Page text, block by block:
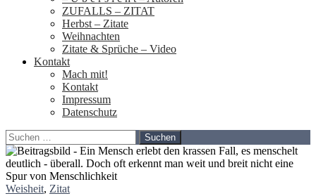
ZUFALLS – ZITAT
Herbst – Zitate
Weihnachten
Zitate & Sprüche – Video
Kontakt
Mach mit!
Kontakt
Impressum
Datenschutz
Suchen
nach:
Weisheit, Zitat